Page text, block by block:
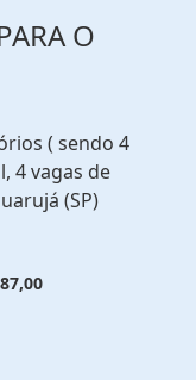
O
( sendo 4
4 vagas de
(SP)